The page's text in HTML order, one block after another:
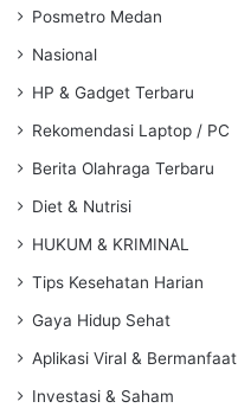
Posmetro Medan
Nasional
HP & Gadget Terbaru
Rekomendasi Laptop / PC
Berita Olahraga Terbaru
Diet & Nutrisi
HUKUM & KRIMINAL
Tips Kesehatan Harian
Gaya Hidup Sehat
Aplikasi Viral & Bermanfaat
Investasi & Saham